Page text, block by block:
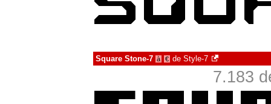
Square Stone-7 à € de Style-7
7.183